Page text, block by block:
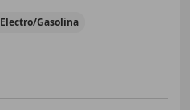
Electro/Gasolina